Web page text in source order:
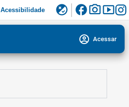
Acessibilidade flaky facebookphoto_camerasmart_display
account_circle Acessar